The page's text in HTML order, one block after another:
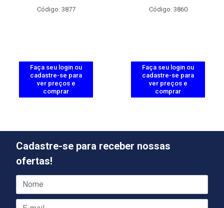
Código: 3877
Faça seu login ou
cadastre-se para
ver preços e
comprar
Código: 3860
Faça seu login ou
cadastre-se para
ver preços e
comprar
Cadastre-se para receber nossas
ofertas!